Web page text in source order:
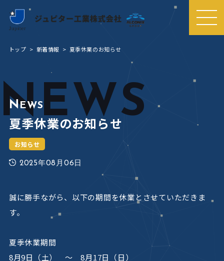
MEN
U
トップ 新着情報 夏季休業のお知らせ
NEWS
夏季休業のお知らせ
お知らせ
2025年08月06日
誠に勝手ながら、以下の期間を休業とさせていただきま
す。
夏季休業期間
8月9日（土） ～ 8月17日（日）